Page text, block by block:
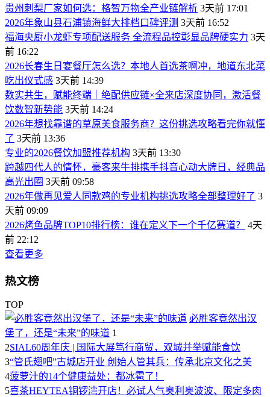
贵州刺梨厂家如何选：格智万物全产业链解析 3天前 17:01
2026年象山县石浦镇海鲜大排档口碑评测 3天前 16:52
福海央厨小龙虾专项配送服务 全流程品控彰显品牌硬实力 3天
前 16:22
2026长春生日宴餐厅怎么选？本地人首选茶啊冲，地道东北菜
吃出仪式感 3天前 14:39
数实共生，赋能终端｜绝配供应链×全来店深度协同，激活餐
饮数智新势能 3天前 14:24
2026年想找靠谱的草原美食服务商？这份挑选攻略看完你就懂
了 3天前 13:36
专业的2026餐饮加盟推荐机构 3天前 13:30
跨越四代人的情怀，豪客来牛排携手抖音心动大牌日，经典品
高光出圈 3天前 09:58
2026年做再见爱人同款鸡的专业机构挑选攻略全部整理好了 3
天前 09:09
2026烤鱼品牌TOP10排行榜：谁在定义下一个千亿赛道？
4天
前 22:12
查看更多
热文榜
TOP
必胜客竟然出汉
堡了，还是“未来”的味道 1
2SIAL60周年庆 | 国际大展笃行商贸，双城并举赋能食饮
3“管氏翅吧”古城店开业 创始人管其兵：传承北京文化之美
4菠萝汁的14个健康益处：都冰雹了！
5喜茶HEYTEA铜锣湾开店！必试人气奥利奥波波、限定多肉